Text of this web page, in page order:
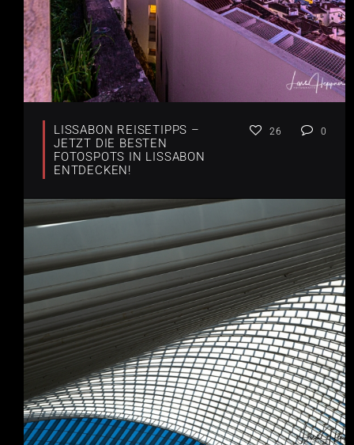
LISSABON REISETIPPS –
JETZT DIE BESTEN
FOTOSPOTS IN LISSABON
ENTDECKEN!
26 0